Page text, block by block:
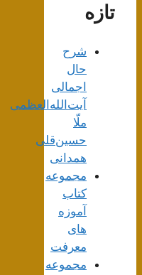
تازه
شرح
حال
اجمالی
آیت‌الله‌العظمی
ملّا
حسین‌قلی
همدانی
مجموعه
کتاب
آموزه
های
معرفت
مجموعه